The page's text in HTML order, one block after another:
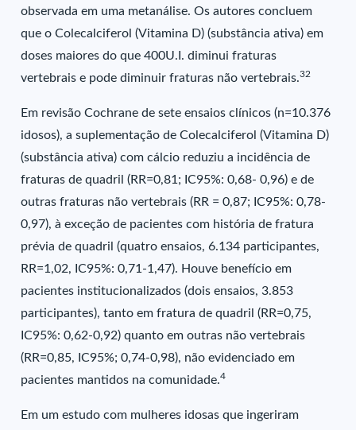
observada em uma metanálise. Os autores concluem
que o Colecalciferol (Vitamina D) (substância ativa) em
doses maiores do que 400U.I. diminui fraturas
vertebrais e pode diminuir fraturas não vertebrais.32
Em revisão Cochrane de sete ensaios clínicos (n=10.376
idosos), a suplementação de Colecalciferol (Vitamina D)
(substância ativa) com cálcio reduziu a incidência de
fraturas de quadril (RR=0,81; IC95%: 0,68- 0,96) e de
outras fraturas não vertebrais (RR = 0,87; IC95%: 0,78-
0,97), à exceção de pacientes com história de fratura
prévia de quadril (quatro ensaios, 6.134 participantes,
RR=1,02, IC95%: 0,71-1,47). Houve benefício em
pacientes institucionalizados (dois ensaios, 3.853
participantes), tanto em fratura de quadril (RR=0,75,
IC95%: 0,62-0,92) quanto em outras não vertebrais
(RR=0,85, IC95%; 0,74-0,98), não evidenciado em
pacientes mantidos na comunidade.4
Em um estudo com mulheres idosas que ingeriram